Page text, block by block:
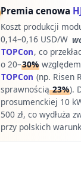
Premia cenowa
Koszt produkcji
0,14–0,16 USD/W
TOPCon, co
o 20–30%
TOPCon (np. Risen
sprawnością23%).
prosumenckiej 10
500 zł, co wydłuża
przy polskich